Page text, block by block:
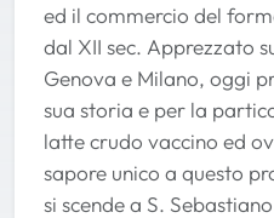
ed il commercio del
dal XII sec. Apprezzato
Genova e Milano, oggi
sua storia e per la
latte crudo vaccino ed
sapore unico a questo
si scende a S.